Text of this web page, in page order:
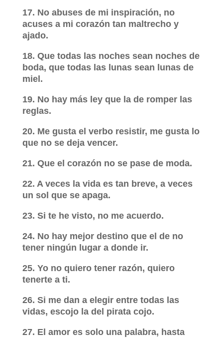
17. No abuses de mi inspiración, no
acuses a mi corazón tan maltrecho y
ajado.
18. Que todas las noches sean noches de
boda, que todas las lunas sean lunas de
miel.
19. No hay más ley que la de romper las
reglas.
20. Me gusta el verbo resistir, me gusta lo
que no se deja vencer.
21. Que el corazón no se pase de moda.
22. A veces la vida es tan breve, a veces
un sol que se apaga.
23. Si te he visto, no me acuerdo.
24. No hay mejor destino que el de no
tener ningún lugar a donde ir.
25. Yo no quiero tener razón, quiero
tenerte a ti.
26. Si me dan a elegir entre todas las
vidas, escojo la del pirata cojo.
27. El amor es solo una palabra, hasta